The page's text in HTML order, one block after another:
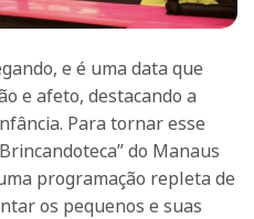
e é uma data que
e afeto, destacando a
Para tornar esse
do Manaus
programação repleta de
os pequenos e suas